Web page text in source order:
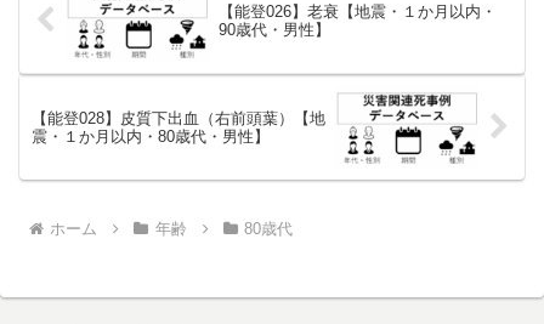
【能登026】老衰【地震・１か月以内・
90歳代・男性】
【能登028】皮質下出血（右前頭葉）【地
震・１か月以内・80歳代・男性】
ホーム 年齢 80歳代